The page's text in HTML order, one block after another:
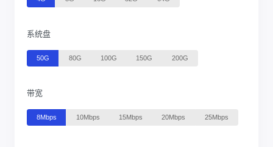
系统盘
50G 80G 100G 150G 200G
带宽
8Mbps 10Mbps 15Mbps 20Mbps 25Mbps